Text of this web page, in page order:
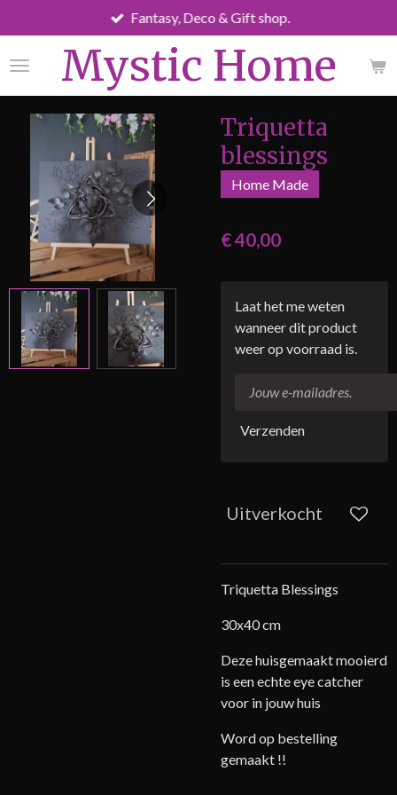
direct
naar
Mystic Home
Fantasy, Deco & Gift shop.
Triquetta
blessings
Home Made
€ 40,00
Laat het me weten
wanneer dit product
weer op voorraad is.
Verzenden
Uitverkocht
Triquetta Blessings
30x40 cm
Deze huisgemaakt mooierd
is een echte eye catcher
voor in jouw huis
Word op bestelling
gemaakt !!